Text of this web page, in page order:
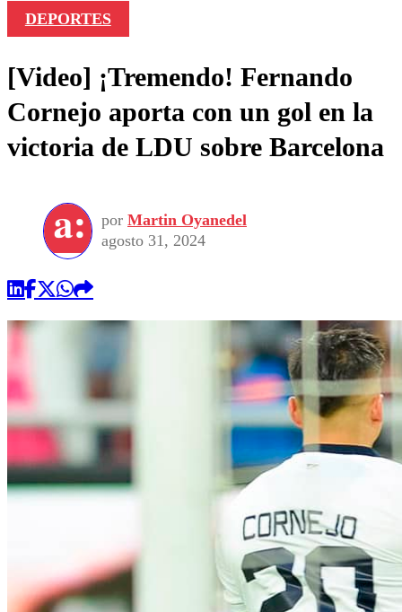
DEPORTES
[Video] ¡Tremendo! Fernando
Cornejo aporta con un gol en la
victoria de LDU sobre Barcelona
por Martin Oyanedel
agosto 31, 2024